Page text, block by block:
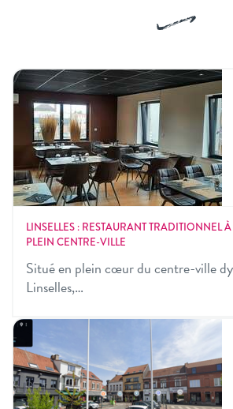
LINSELLES : RESTAURANT TRADITIONNEL
PLEIN CENTRE-VILLE
Situé en plein cœur du centre-ville
Linselles,…